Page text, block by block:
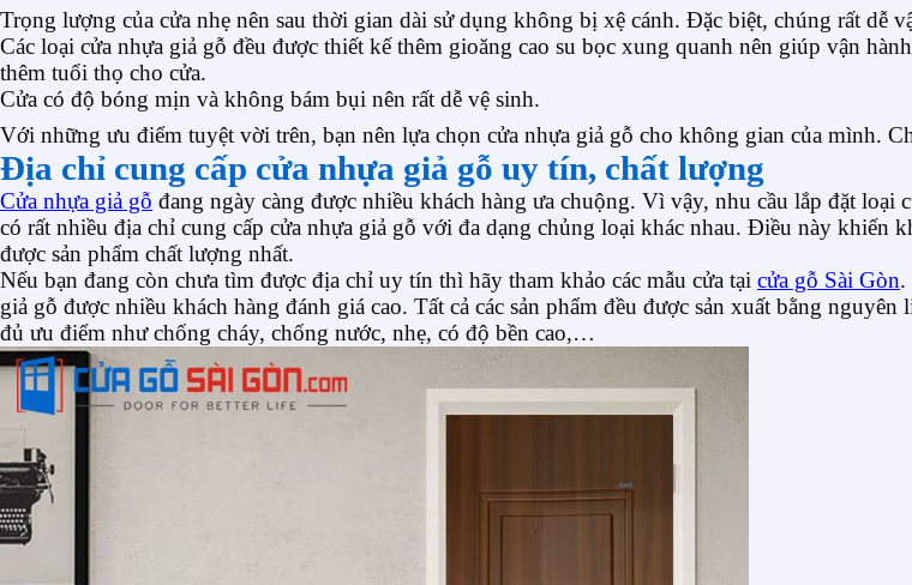
Trọng lượng của cửa nhẹ nên sau thời gian dài sử dụng không bị xệ cánh. Đặc biệt, chúng rất dễ
Các loại cửa nhựa giả gỗ đều được thiết kế thêm gioăng cao su bọc xung quanh nên giúp vận
thêm tuổi thọ cho cửa.
Cửa có độ bóng mịn và không bám bụi nên rất dễ vệ sinh.
Với những ưu điểm tuyệt vời trên, bạn nên lựa chọn cửa nhựa giả gỗ cho không gian của mình.
Địa chỉ cung cấp cửa nhựa giả gỗ uy tín, chất lượng
Cửa nhựa giả gỗ đang ngày càng được nhiều khách hàng ưa chuộng. Vì vậy, nhu cầu lắp đặt
có rất nhiều địa chỉ cung cấp cửa nhựa giả gỗ với đa dạng chủng loại khác nhau. Điều này khiến
được sản phẩm chất lượng nhất.
Nếu bạn đang còn chưa tìm được địa chỉ uy tín thì hãy tham khảo các mẫu cửa tại cửa gỗ Sài Gòn.
giả gỗ được nhiều khách hàng đánh giá cao. Tất cả các sản phẩm đều được sản xuất bằng
đủ ưu điểm như chống cháy, chống nước, nhẹ, có độ bền cao,…